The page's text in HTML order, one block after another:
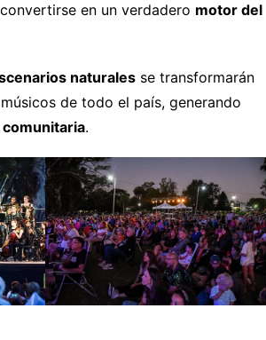
en un verdadero motor del
naturales se transformarán
de todo el país, generando
comunitaria.